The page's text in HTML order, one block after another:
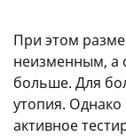
При этом
неизменным, а
больше. Для
утопия.
активное